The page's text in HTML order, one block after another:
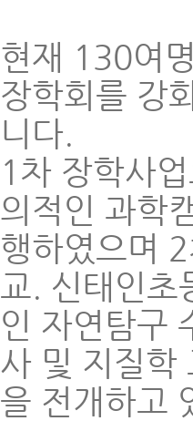
현재 130여
장학회를 강
니다.
1차 장학사
의적인 과학
행하였으며
교. 신태인초
인 자연탐구
사 및 지질학
을 전개하고